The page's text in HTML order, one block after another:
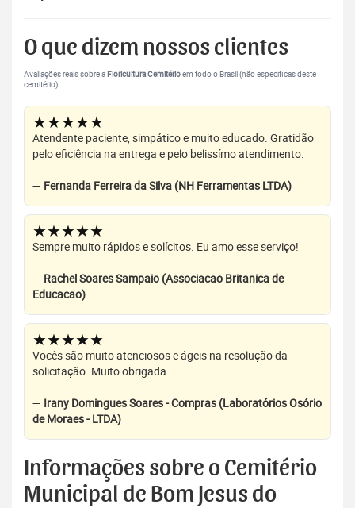
O que dizem nossos clientes
Avaliações reais sobre a Floricultura Cemitérioem todo o Brasil (não específicas deste
cemitério).
★★★★★
Atendente paciente, simpático e muito educado. Gratidão
pelo eficiência na entrega e pelo belissímo atendimento.
— Fernanda Ferreira da Silva (NH Ferramentas LTDA)
★★★★★
Sempre muito rápidos e solícitos. Eu amo esse serviço!
— Rachel Soares Sampaio (Associacao Britanica de
Educacao)
★★★★★
Vocês são muito atenciosos e ágeis na resolução da
solicitação. Muito obrigada.
— Irany Domingues Soares - Compras (Laboratórios Osório
de Moraes - LTDA)
Informações sobre o Cemitério
Municipal de Bom Jesus do